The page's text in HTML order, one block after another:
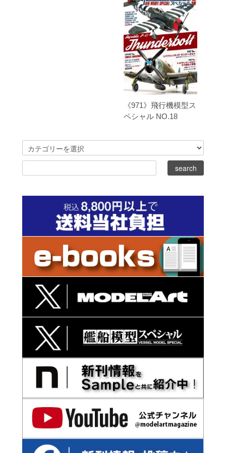
《971》飛行機模型ス
ペシャル NO.18